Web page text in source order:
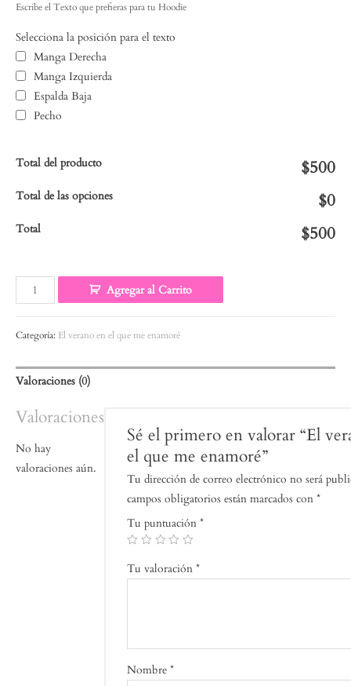
Escribe el Texto que prefieras para tu Hoodie
Selecciona la posición para el texto
Manga Derecha
Manga Izquierda
Espalda Baja
Pecho
Total del producto $500
Total de las opciones $0
Total $500
Agregar al Carrito
Categoría: El verano en el que me enamoré
Valoraciones (0)
Valoraciones
No hay
valoraciones aún.
Sé el primero en valorar “El
el que me enamoré”
Tu dirección de correo electrónico no será
campos obligatorios están marcados con*
Tu puntuación*
Tu valoración*
Nombre*